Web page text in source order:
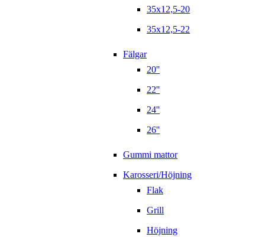
35x12,5-20
35x12,5-22
Fälgar
20''
22''
24''
26''
Gummi mattor
Karosseri/Höjning
Flak
Grill
Höjning